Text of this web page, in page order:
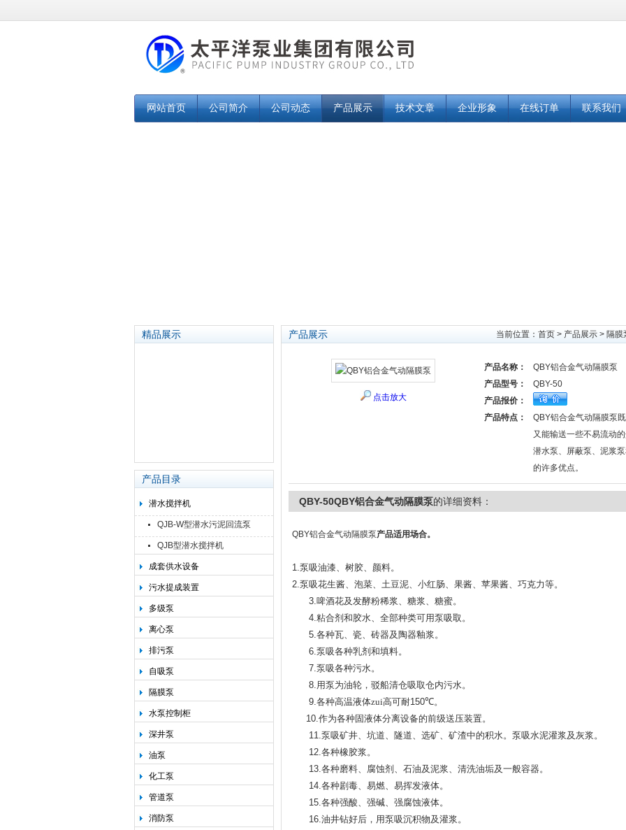
网站首页 公司简介 公司动态 产品展示 技术文章 企业形象 在线订单 联系我们
精品展示
产品目录
潜水搅拌机
QJB-W型潜水污泥回流泵
QJB型潜水搅拌机
成套供水设备
污水提成装置
多级泵
离心泵
排污泵
自吸泵
隔膜泵
水泵控制柜
深井泵
油泵
化工泵
管道泵
消防泵
产品展示 当前位置： 首页 > 产品展示 > 隔膜
点击放大
产品名称：
QBY铝合金气动隔膜泵
产品型号：
QBY-50
产品报价：
产品特点：
QBY铝合金气动隔膜泵
又能输送一些不易流动
潜水泵、屏蔽泵、泥浆
的许多优点。
QBY-50QBY铝合金气动隔膜泵的详细资料：
QBY铝合金气动隔膜泵产品适用场合。
1.泵吸油漆、树胶、颜料。
2.泵吸花生酱、泡菜、土豆泥、小红肠、果酱、苹果酱、巧克力等。
3.啤酒花及发酵粉稀浆、糖浆、糖蜜。
4.粘合剂和胶水、全部种类可用泵吸取。
5.各种瓦、瓷、砖器及陶器釉浆。
6.泵吸各种乳剂和填料。
7.泵吸各种污水。
8.用泵为油轮，驳船清仓吸取仓内污水。
9.各种高温液体zui高可耐150℃。
10.作为各种固液体分离设备的前级送压装置。
11.泵吸矿井、坑道、隧道、选矿、矿渣中的积水。泵吸水泥灌浆及灰浆。
12.各种橡胶浆。
13.各种磨料、腐蚀剂、石油及泥浆、清洗油垢及一般容器。
14.各种剧毒、易燃、易挥发液体。
15.各种强酸、强碱、强腐蚀液体。
16.油井钻好后，用泵吸沉积物及灌浆。